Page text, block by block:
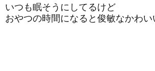
いつも眠そうにしてるけど
おやつの時間になると俊敏なかわい